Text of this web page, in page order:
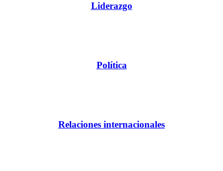
Liderazgo
Política
Relaciones internacionales